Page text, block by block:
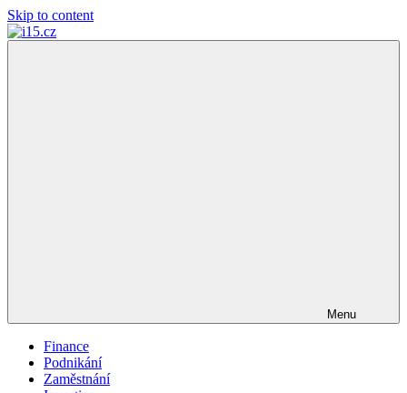
Skip to content
Menu
Finance
Podnikání
Zaměstnání